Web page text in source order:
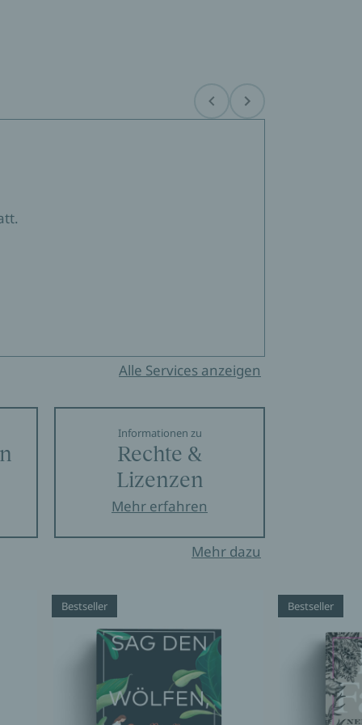
Before Next
Alle Services anzeigen
Informationen zu
Rechte &
Lizenzen
Mehr erfahren
Mehr dazu
Bestseller Bestseller